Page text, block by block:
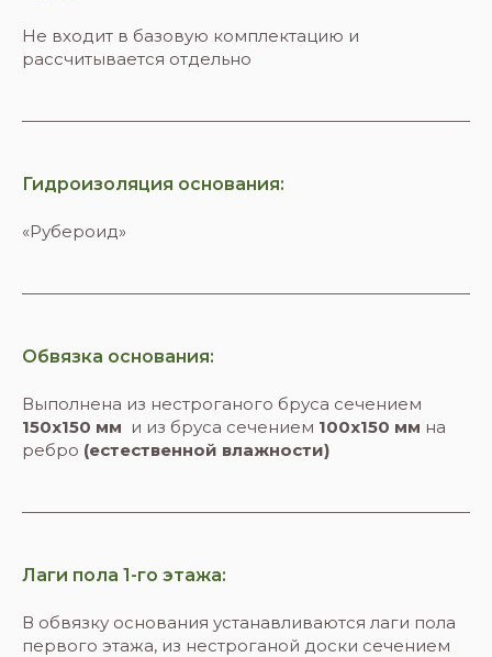
Не входит в базовую комплектацию и
рассчитывается отдельно
Гидроизоляция основания:
«Рубероид»
Обвязка основания:
Выполнена из нестроганого бруса сечением
150х150 мм и из бруса сечением 100х150 мм на
ребро (естественной влажности)
Лаги пола 1-го этажа:
В обвязку основания устанавливаются лаги пола
первого этажа, из нестроганой доски сечением